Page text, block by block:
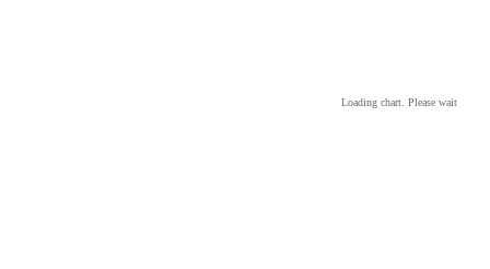
Loading chart. Please wait